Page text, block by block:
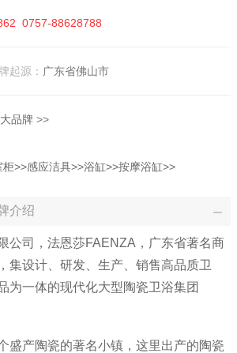
0757-88628788
起源： 广东省佛山市
品牌 >>
柜>>感应洁具>>浴缸>>按摩浴缸>>
介绍
公司，法恩莎FAENZA，广东省著名商
集设计、研发、生产、销售高品质卫
为一体的现代化大型陶瓷卫浴集团
盛产陶瓷的著名小镇，这里出产的陶瓷